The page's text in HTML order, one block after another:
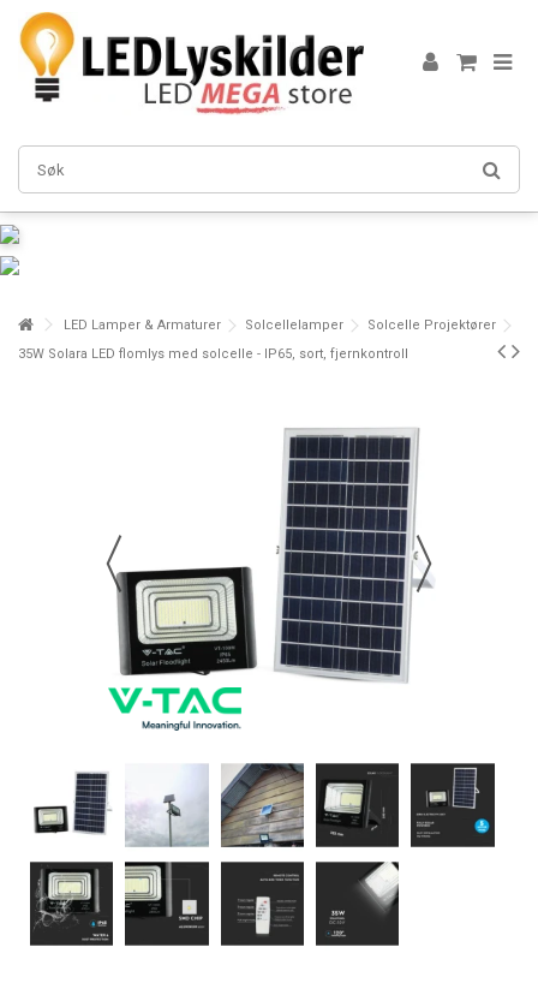
LED Lamper & Armaturer Solcellelamper
Solcelle Projektører
35W Solara LED flomlys med solcelle - IP65, sort, fjernkontroll